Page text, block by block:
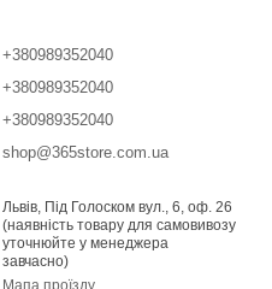
+380989352040
+380989352040
+380989352040
shop@365store.com.ua
Львів, Під Голоском вул., 6, оф. 26
(наявність товару для самовивозу
уточнюйте у менеджера
завчасно)